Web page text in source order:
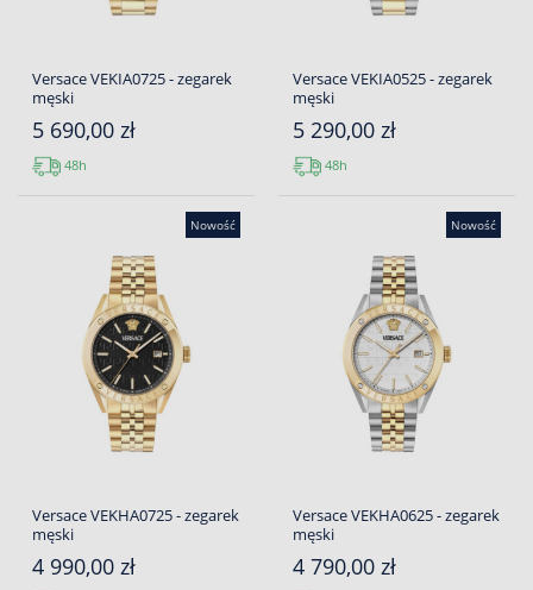
Versace VEKIA0725 - zegarek
męski
5 690,00 zł
48h
Versace VEKIA0525 - zegarek
męski
5 290,00 zł
48h
Nowość
Versace VEKHA0725 - zegarek
męski
4 990,00 zł
Nowość
Versace VEKHA0625 - zegarek
męski
4 790,00 zł